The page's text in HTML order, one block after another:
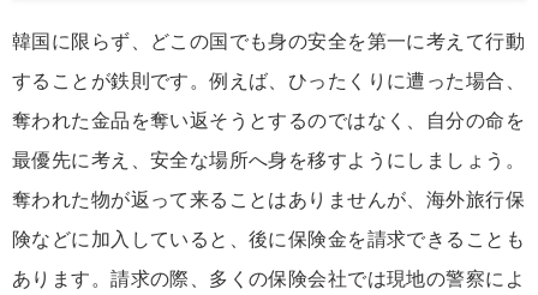
韓国に限らず、どこの国でも身の安全を第一に考えて行動
することが鉄則です。例えば、ひったくりに遭った場合、
奪われた金品を奪い返そうとするのではなく、自分の命を
最優先に考え、安全な場所へ身を移すようにしましょう。
奪われた物が返って来ることはありませんが、海外旅行保
険などに加入していると、後に保険金を請求できることも
あります。請求の際、多くの保険会社では現地の警察によ